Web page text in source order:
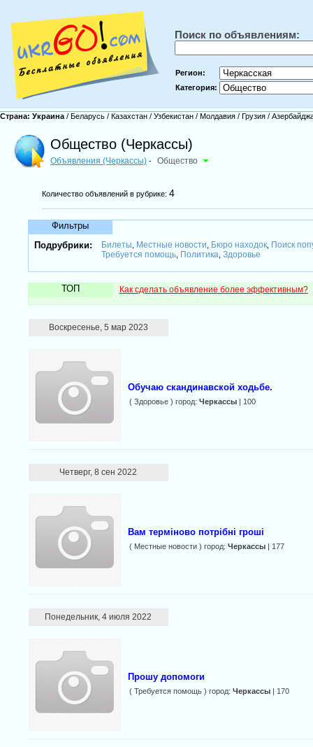
Поиск по объявлениям:
Регион:
Категория:
Страна: Украина / Беларусь / Казахстан / Узбекистан / Молдавия / Грузия /
Общество (Черкассы)
Объявления (Черкассы) - Общество
Количество объявлений в рубрике: 4
Фильтры
Подрубрики:
Билеты Местные новости Бюро находок,
Поиск
Требуется помощь, Политика Здоровье
ТОП Как сделать объявление более эффективным?
Воскресенье, 5 мар 2023
Обучаю скандинавской ходьбе.
( Здоровье ) город: Черкассы| 100
Четверг, 8 сен 2022
Baм терміново потрібні гроші
( Местные новости ) город: Черкассы| 177
Понедельник, 4 июля 2022
Прошу допомоги
( Требуется помощь ) город: Черкассы| 170